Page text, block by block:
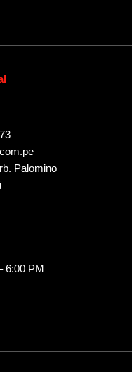
Palomino
6:00 PM